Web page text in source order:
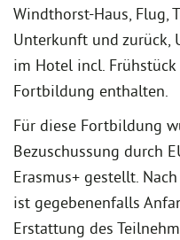
Windthorst-Haus, Flug,
Unterkunft und zurück,
im Hotel incl.
Fortbildung enthalten.
Für diese Fortbildung
Bezuschussung durch
Erasmus+ gestellt.
ist gegebenenfalls
Erstattung des